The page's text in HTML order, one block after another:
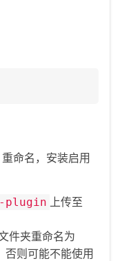
命名，安装启用
plugin 上传至
件夹重命名为
否则可能不能使用